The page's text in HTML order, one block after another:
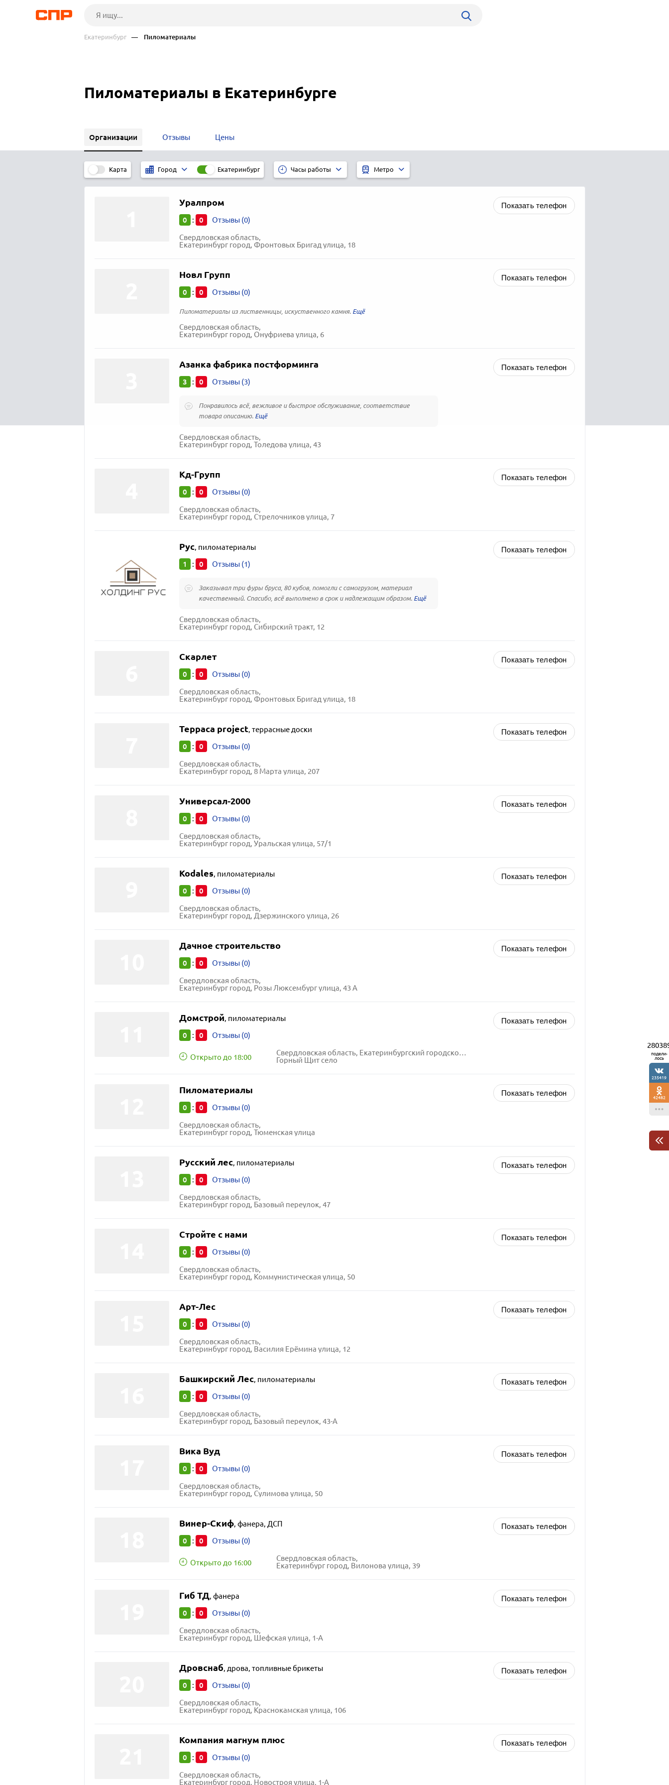
Екатеринбург — Пиломатериалы
Пиломатериалы в Екатеринбурге
Организации Отзывы Цены
Карта Город Екатеринбург Часы работы Метро
Уралпром
0 : 0 Отзывы (0)
Свердловская область,
Екатеринбург город, Фронтовых Бригад улица, 18
Показать телефон
Новл Групп
0 : 0 Отзывы (0)
Пиломатериалы из лиственницы, искуственного камня.
Свердловская область,
Екатеринбург город, Онуфриева улица, 6
Показать телефон
Азанка фабрика постформинга
3 : 0 Отзывы (3)
Понравилось всё, вежливое и быстрое обслуживание, соответствие
товара описанию.
Свердловская область,
Екатеринбург город, Толедова улица, 43
Показать телефон
Кд-Групп
0 : 0 Отзывы (0)
Свердловская область,
Екатеринбург город, Стрелочников улица, 7
Показать телефон
Рус, пиломатериалы
1 : 0 Отзывы (1)
Заказывал три фуры бруса, 80 кубов, помогли с самогрузом, материал
качественный. Спасибо, всё выполнено в срок и надлежащим образом.
Свердловская область,
Екатеринбург город, Сибирский тракт, 12
Показать телефон
Скарлет
0 : 0 Отзывы (0)
Свердловская область,
Екатеринбург город, Фронтовых Бригад улица, 18
Показать телефон
Терраса project, террасные доски
0 : 0 Отзывы (0)
Свердловская область,
Екатеринбург город, 8 Марта улица, 207
Показать телефон
Универсал-2000
0 : 0 Отзывы (0)
Свердловская область,
Екатеринбург город, Уральская улица, 57/1
Показать телефон
Kodales, пиломатериалы
0 : 0 Отзывы (0)
Свердловская область,
Екатеринбург город, Дзержинского улица, 26
Показать телефон
Дачное строительство
0 : 0 Отзывы (0)
Свердловская область,
Екатеринбург город, Розы Люксембург улица, 43 А
Показать телефон
Домстрой, пиломатериалы
0 : 0 Отзывы (0)
Открыто до 18:00
Свердловская область, Екатеринбургский городской округ,
Горный Щит село
Показать телефон
Пиломатериалы
0 : 0 Отзывы (0)
Свердловская область,
Екатеринбург город, Тюменская улица
Показать телефон
Русский лес, пиломатериалы
0 : 0 Отзывы (0)
Свердловская область,
Екатеринбург город, Базовый переулок, 47
Показать телефон
Стройте с нами
0 : 0 Отзывы (0)
Свердловская область,
Екатеринбург город, Коммунистическая улица, 50
Показать телефон
Арт-Лес
0 : 0 Отзывы (0)
Свердловская область,
Екатеринбург город, Василия Ерёмина улица, 12
Показать телефон
Башкирский Лес, пиломатериалы
0 : 0 Отзывы (0)
Свердловская область,
Екатеринбург город, Базовый переулок, 43-А
Показать телефон
Вика Вуд
0 : 0 Отзывы (0)
Свердловская область,
Екатеринбург город, Сулимова улица, 50
Показать телефон
Винер-Скиф, фанера, ДСП
0 : 0 Отзывы (0)
Открыто до 16:00
Свердловская область,
Екатеринбург город, Вилонова улица, 39
Показать телефон
Гиб ТД, фанера
0 : 0 Отзывы (0)
Свердловская область,
Екатеринбург город, Шефская улица, 1-А
Показать телефон
Дровснаб, дрова, топливные брикеты
0 : 0 Отзывы (0)
Свердловская область,
Екатеринбург город, Краснокамская улица, 106
Показать телефон
Компания магнум плюс
0 : 0 Отзывы (0)
Свердловская область,
Екатеринбург город, Новостроя улица, 1-А
Показать телефон
подели-
лось
235419
42482